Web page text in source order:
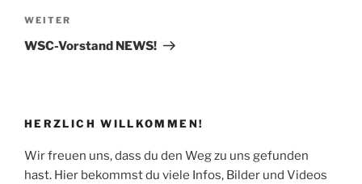
Nächster
Beitrag
WEITER
WSC-Vorstand NEWS!
HERZLICH WILLKOMMEN!
Wir freuen uns, dass du den Weg zu uns gefunden
hast. Hier bekommst du viele Infos, Bilder und Videos